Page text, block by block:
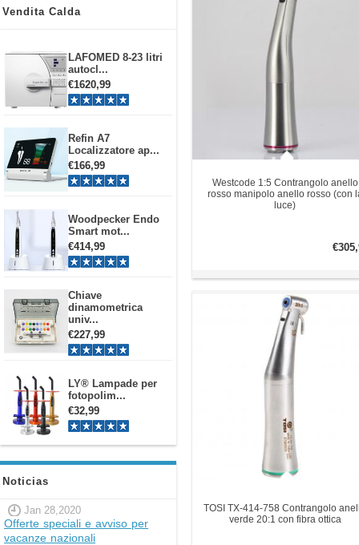
Vendita Calda
LAFOMED 8-23 litri
autocl...
€1620,99
Refin A7
Localizzatore ap...
€166,99
Woodpecker Endo
Smart mot...
€414,99
Chiave
dinamometrica
univ...
€227,99
LY® Lampade per
fotopolim...
€32,99
Noticias
Jan 28,2020
Offerte speciali e avviso per
vacanze nazionali
Westcode 1:5 Contrangolo anello
rosso manipolo anello rosso (con
luce)
TOSI TX-414-758 Contrangolo
verde 20:1 con fibra ottica